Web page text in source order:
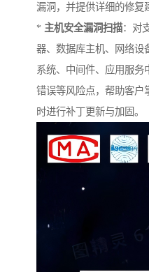
漏洞，并提供详细的修复
* 主机安全漏洞扫描：对
器、数据库主机、网络设
系统、中间件、应用服务
错误等风险点，帮助客户
时进行补丁更新与加固。